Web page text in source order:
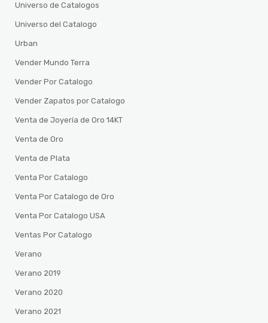
Universo de Catalogos
Universo del Catalogo
Urban
Vender Mundo Terra
Vender Por Catalogo
Vender Zapatos por Catalogo
Venta de Joyería de Oro 14KT
Venta de Oro
Venta de Plata
Venta Por Catalogo
Venta Por Catalogo de Oro
Venta Por Catalogo USA
Ventas Por Catalogo
Verano
Verano 2019
Verano 2020
Verano 2021